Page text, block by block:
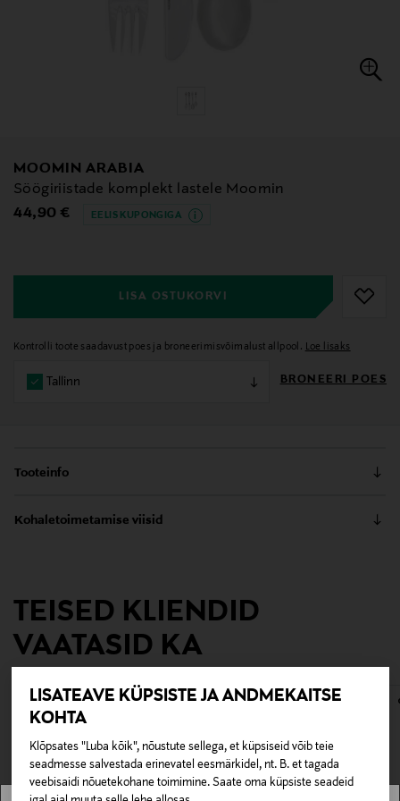
LISATEAVE KÜPSISTE JA ANDMEKAITSE
KOHTA
Klõpsates "Luba kõik", nõustute sellega, et küpsiseid võib teie
seadmesse salvestada erinevatel eesmärkidel, nt. B. et tagada
veebisaidi nõuetekohane toimimine. Saate oma küpsiste seadeid
MOOMIN ARABIA
Söögiriistade komplekt lastele Moomin
Original Price
44,90 € EELIS KUPONGIGA
LISA OSTUKORVI
Kontrolli toote saadavust poes ja broneerimisvõimalust allpool. Loe lisaks
Tallinn BRONEERI POES
Tooteinfo
söögiriistu võib pesta nõudepesumasinas.
112357627
Materjal
Tootjamaa
VIETNAM
Tootja
Kohaletoimetamise viisid
Tarnimine pakiautomaati või postkontorisse
TEISED KLIENDID
VAATASID KA